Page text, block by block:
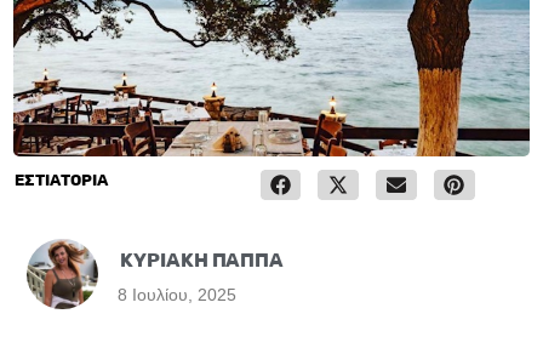
ΕΣΤΙΑΤΟΡΙΑ
ΚΥΡΙΑΚΗ ΠΑΠΠΑ
8 Ιουλίου, 2025